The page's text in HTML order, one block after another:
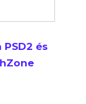
és